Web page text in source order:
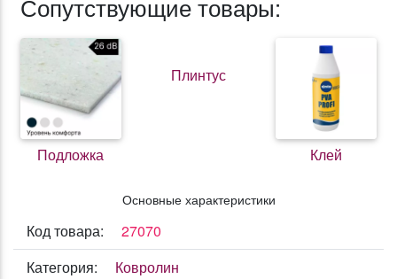
Сопутствующие товары:
Подложка
Плинтус
Клей
Основные характеристики
Код товара:
27070
Категория:
Ковролин